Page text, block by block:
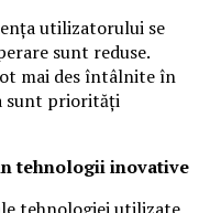
utilizatorului se
sunt reduse.
mai des întâlnite în
sunt priorități
tehnologii inovative